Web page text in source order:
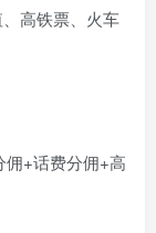
高铁票、火车
+话费分佣+高